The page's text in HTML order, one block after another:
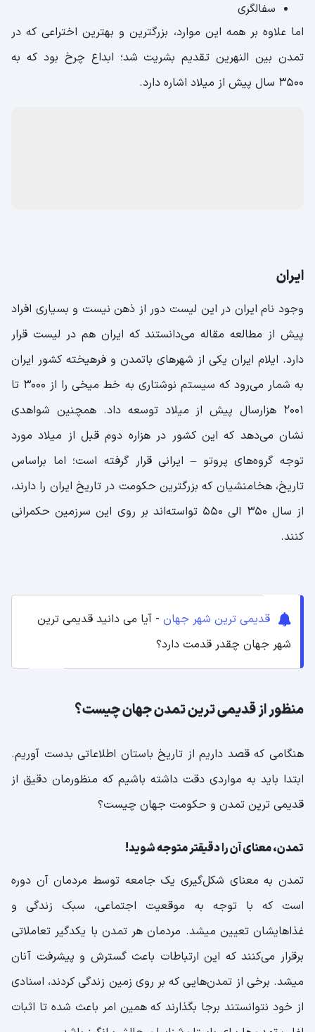
سفالگری
اما علاوه بر همه این موارد، بزرگترین و بهترین اختراعی که در
تمدن بین النهرین تقدیم بشریت شد؛ ابداع چرخ بود که به
3500 سال پیش از میلاد اشاره دارد.
ایران
وجود نام ایران در این لیست دور از ذهن نیست و بسیاری افراد
پیش از مطالعه مقاله می‌دانستند که ایران هم در لیست قرار
دارد. ایلام ایران یکی از شهرهای باتمدن و فرهیخته کشور ایران
به شمار می‌رود که سیستم نوشتاری به خط میخی را از 3000 تا
2001 هزارسال پیش از میلاد توسعه داد. همچنین شواهدی
نشان می‌دهد که این کشور در هزاره دوم قبل از میلاد مورد
توجه گروه‌های پروتو – ایرانی قرار گرفته است؛ اما براساس
تاریخ، هخامنشیان که بزرگترین حکومت در تاریخ ایران را دارند،
از سال 350 الی 550 تواسته‌اند بر روی این سرزمین حکمرانی
کنند.
قدیمی ترین شهر جهان - آیا می دانید قدیمی ترین
شهر جهان چقدر قدمت دارد؟
منظور از قدیمی ترین تمدن جهان چیست؟
هنگامی که قصد داریم از تاریخ باستان اطلاعاتی بدست آوریم.
ابتدا باید به مواردی دقت داشته باشیم که منظورمان دقیق از
قدیمی ترین تمدن و حکومت جهان چیست؟
تمدن، معنای آن را دقیقتر متوجه شوید!
تمدن به معنای شکل‌گیری یک جامعه توسط مردمان آن دوره
است که با توجه به موقعیت اجتماعی، سبک زندگی و
غذاهایشان تعیین میشد. مردمان هر تمدن با یکدگیر تعاملاتی
برقرار می‌کنند که این ارتباطات باعث گسترش و پیشرفت آنان
میشد. برخی از تمدن‌هایی که بر روی زمین زندگی کردند، اسنادی
از خود نتوانستند برجا بگذارند که همین امر باعث شده تا اثبات